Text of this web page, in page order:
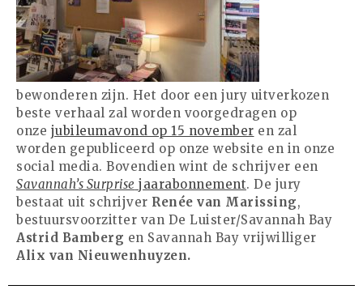
juni 2025
mei 2025
april 2025
maart 2025
februari 2025
januari 2025
december 2024
oktober 2024
juli 2023
juni 2023
bewonderen zijn. Het door een jury uitverkozen
beste verhaal zal worden voorgedragen op
onze jubileumavond op 15 november en zal
worden gepubliceerd op onze website en in onze
social media. Bovendien wint de schrijver een
Savannah’s Surprise jaarabonnement. De jury
bestaat uit schrijver Renée van Marissing,
bestuursvoorzitter van De Luister/Savannah Bay
Astrid Bamberg en Savannah Bay vrijwilliger
Alix van Nieuwenhuyzen.